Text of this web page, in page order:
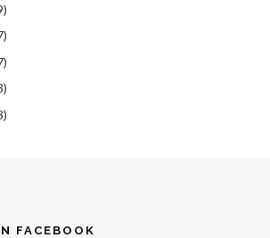
FACEBOOK